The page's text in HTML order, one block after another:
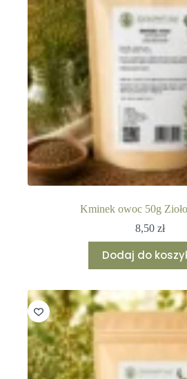
Kminek owoc 50g
8,50 zł
Dodaj do